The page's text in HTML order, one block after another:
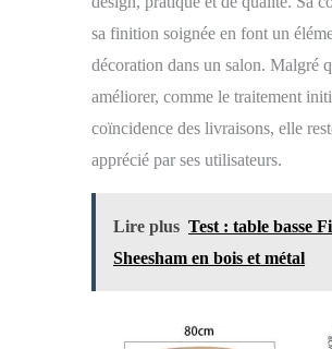
sa finition soignée en font un
décoration dans un salon. Malgré
améliorer, comme le traitement
coïncidence des livraisons, elle
apprécié par ses utilisateurs.
Lire plus Test : table basse
Sheesham en bois et métal